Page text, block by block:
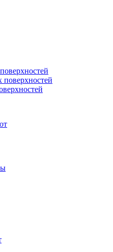
поверхностей